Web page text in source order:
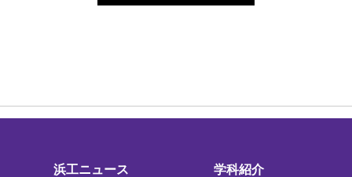
浜工ニュース 学科紹介